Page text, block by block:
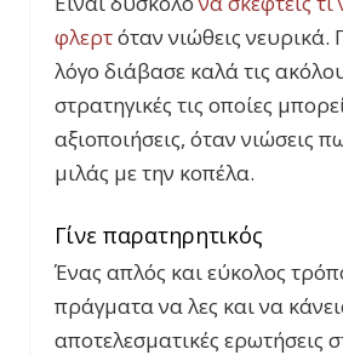
φλερτόταν νιώθεις νευρικά.
λόγο διάβασε καλά τις
στρατηγικές τις οποίες
αξιοποιήσεις, όταν νιώσεις
μιλάς με την κοπέλα.
Γίνε παρατηρητικός
Ένας απλός και εύκολος
πράγματα να λες και να
αποτελεσματικές ερωτήσεις